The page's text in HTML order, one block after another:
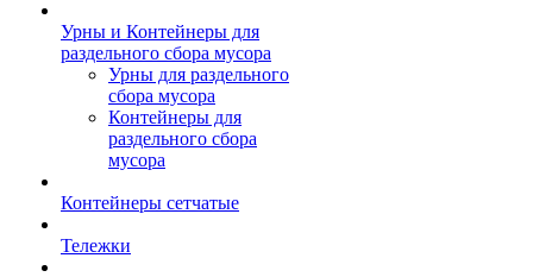
Урны и Контейнеры для
раздельного сбора мусора
Урны для раздельного
сбора мусора
Контейнеры для
раздельного сбора
мусора
Контейнеры сетчатые
Тележки